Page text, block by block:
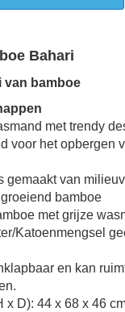
Bahari
van bamboe
met trendy
voor het opbergen
gemaakt van
bamboe
met grijze
Katoenmengsel
en kan
x D): 44 x 68 x 46